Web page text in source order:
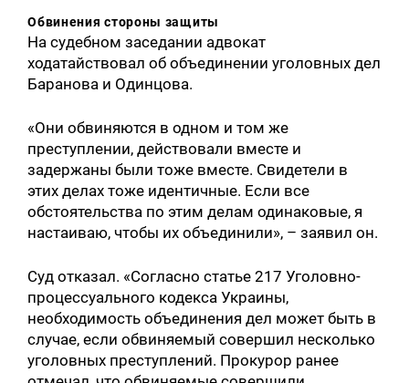
Обвинения стороны защиты
На судебном заседании адвокат
ходатайствовал об объединении уголовных дел
Баранова и Одинцова.
«Они обвиняются в одном и том же
преступлении, действовали вместе и
задержаны были тоже вместе. Свидетели в
этих делах тоже идентичные. Если все
обстоятельства по этим делам одинаковые, я
настаиваю, чтобы их объединили», – заявил он.
Суд отказал. «Согласно статье 217 Уголовно-
процессуального кодекса Украины,
необходимость объединения дел может быть в
случае, если обвиняемый совершил несколько
уголовных преступлений. Прокурор ранее